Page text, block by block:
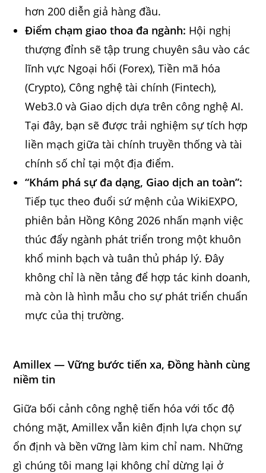
hơn 200 diễn giả hàng đầu.
Điểm chạm giao thoa đa ngành: Hội nghị
thượng đỉnh sẽ tập trung chuyên sâu vào các
lĩnh vực Ngoại hối (Forex), Tiền mã hóa
(Crypto), Công nghệ tài chính (Fintech),
Web3.0 và Giao dịch dựa trên công nghệ AI.
Tại đây, bạn sẽ được trải nghiệm sự tích hợp
liền mạch giữa tài chính truyền thống và tài
chính số chỉ tại một địa điểm.
“Khám phá sự đa dạng, Giao dịch an toàn”:
Tiếp tục theo đuổi sứ mệnh của WikiEXPO,
phiên bản Hồng Kông 2026 nhấn mạnh việc
thúc đẩy ngành phát triển trong một khuôn
khổ minh bạch và tuân thủ pháp lý. Đây
không chỉ là nền tảng để hợp tác kinh doanh,
mà còn là hình mẫu cho sự phát triển chuẩn
mực của thị trường.
Amillex — Vững bước tiến xa, Đồng hành cùng
niềm tin
Giữa bối cảnh công nghệ tiến hóa với tốc độ
chóng mặt, Amillex vẫn kiên định lựa chọn sự
ổn định và bền vững làm kim chỉ nam. Những
gì chúng tôi mang lại không chỉ dừng lại ở